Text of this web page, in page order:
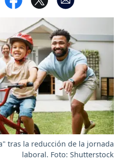
tras la reducción de la jornada
laboral. Foto: Shutterstock